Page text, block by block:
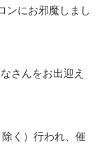
ンにお邪魔しまし
さんをお出迎え
く）行われ、催